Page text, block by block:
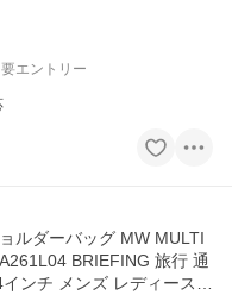
要エントリー
ルダーバッグ MW MULTI
BRIEFING 旅行 通
レディース